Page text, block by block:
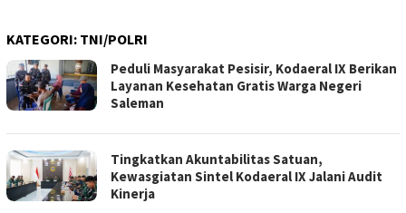
KATEGORI: TNI/POLRI
Peduli Masyarakat Pesisir, Kodaeral IX Berikan
Layanan Kesehatan Gratis Warga Negeri
Saleman
Tingkatkan Akuntabilitas Satuan,
Kewasgiatan Sintel Kodaeral IX Jalani Audit
Kinerja